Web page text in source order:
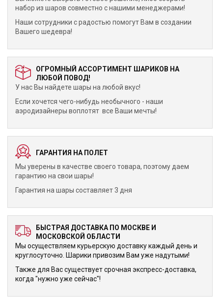
набор из шаров совместно с нашими менеджерами!
Наши сотрудники с радостью помогут Вам в создании
Вашего шедевра!
ОГРОМНЫЙ АССОРТИМЕНТ ШАРИКОВ НА
ЛЮБОЙ ПОВОД!
У нас Вы найдете шары на любой вкус!
Если хочется чего-нибудь необычного - наши
аэродизайнеры воплотят все Ваши мечты!
ГАРАНТИЯ НА ПОЛЕТ
Мы уверены в качестве своего товара, поэтому даем
гарантию на свои шары!
Гарантия на шары составляет 3 дня
БЫСТРАЯ ДОСТАВКА ПО МОСКВЕ И
МОСКОВСКОЙ ОБЛАСТИ
Мы осуществляем курьерскую доставку каждый день и
круглосуточно. Шарики привозим Вам уже надутыми!
Также для Вас существует срочная экспресс-доставка,
когда "нужно уже сейчас"!